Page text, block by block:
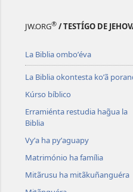
JW.ORG® / TESTÍGO DE
La Biblia omboʼéva
La Biblia okontesta koʼã
Kúrso bíblico
Erramiénta restudia hag̃ua la
Biblia
Vyʼa ha pyʼaguapy
Matrimónio ha família
Mitãrusu ha mitãkuñanguéra